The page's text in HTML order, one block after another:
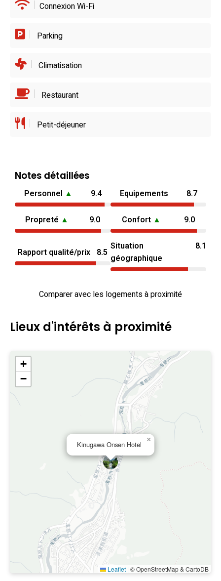
Connexion Wi-Fi
Parking
Climatisation
Restaurant
Petit-déjeuner
Notes détaillées
Personnel ▲ 9.4 Equipements 8.7
Propreté ▲ 9.0 Confort ▲ 9.0
Rapport qualité/prix 8.5
Situation
géographique
8.1
Comparer avec les logements à proximité
Lieux d'intérêts à proximité
Kinugawa Onsen Hotel
×
+
−
Leaflet | © OpenStreetMap & CartoDB